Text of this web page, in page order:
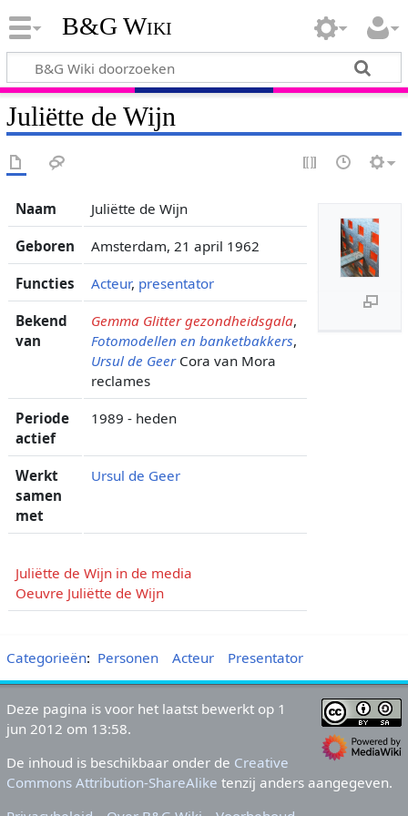
B&G Wiki
Juliëtte de Wijn
Naam Juliëtte de Wijn
Geboren Amsterdam, 21 april 1962
Functies Acteur, presentator
Bekend
van
Gemma Glitter gezondheidsgala,
Fotomodellen en banketbakkers,
Ursul de GeerCora van Mora
reclames
Periode
actief
1989 - heden
Werkt
samen
met
Ursul de Geer
Juliëtte de Wijn in de media
Oeuvre Juliëtte de Wijn
Categorieën: Personen Acteur Presentator
Deze pagina is voor het laatst bewerkt op 1
jun 2012 om 13:58.
De inhoud is beschikbaar onder de Creative
Commons Attribution-ShareAlike tenzij anders aangegeven.